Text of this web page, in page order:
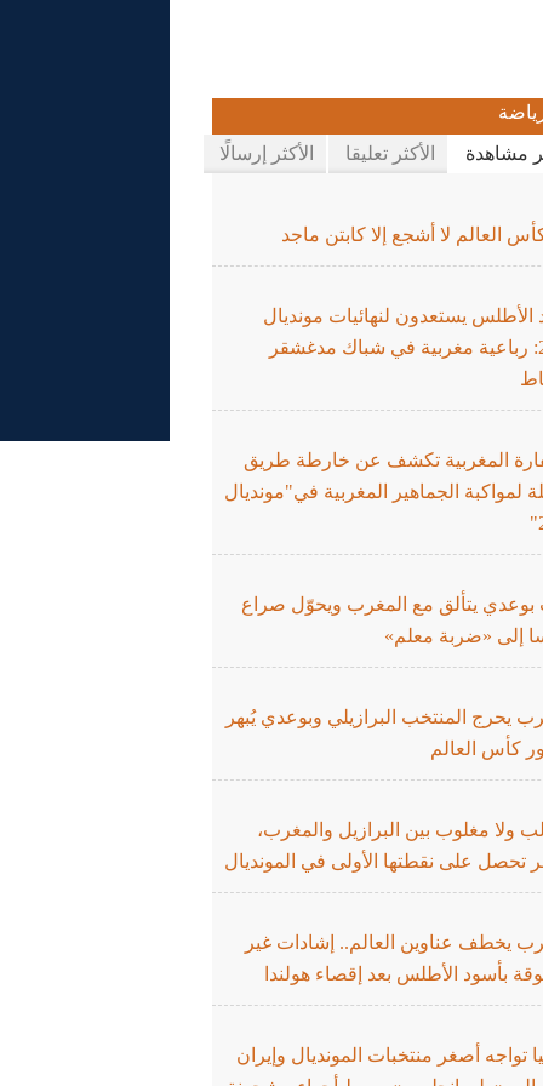
مشاهدة الأكثر تعليقا الأكثر إرسالًا
العالم لا أشجع إلا كابتن ماجد
الأطلس يستعدون لنهائيات مونديال
2026: رباعية مغربية في شباك مدغشقر
المغربية تكشف عن خارطة طريق
لمواكبة الجماهير المغربية في"مونديال
بوعدي يتألق مع المغرب ويحوّل صراع
إلى «ضربة معلم»
يحرج المنتخب البرازيلي وبوعدي يُبهر
كأس العالم
ولا مغلوب بين البرازيل والمغرب،
تحصل على نقطتها الأولى في المونديال
يخطف عناوين العالم.. إشادات غير
بأسود الأطلس بعد إقصاء هولندا
تواجه أصغر منتخبات المونديال وإيران